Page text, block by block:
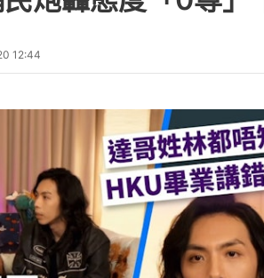
12:44